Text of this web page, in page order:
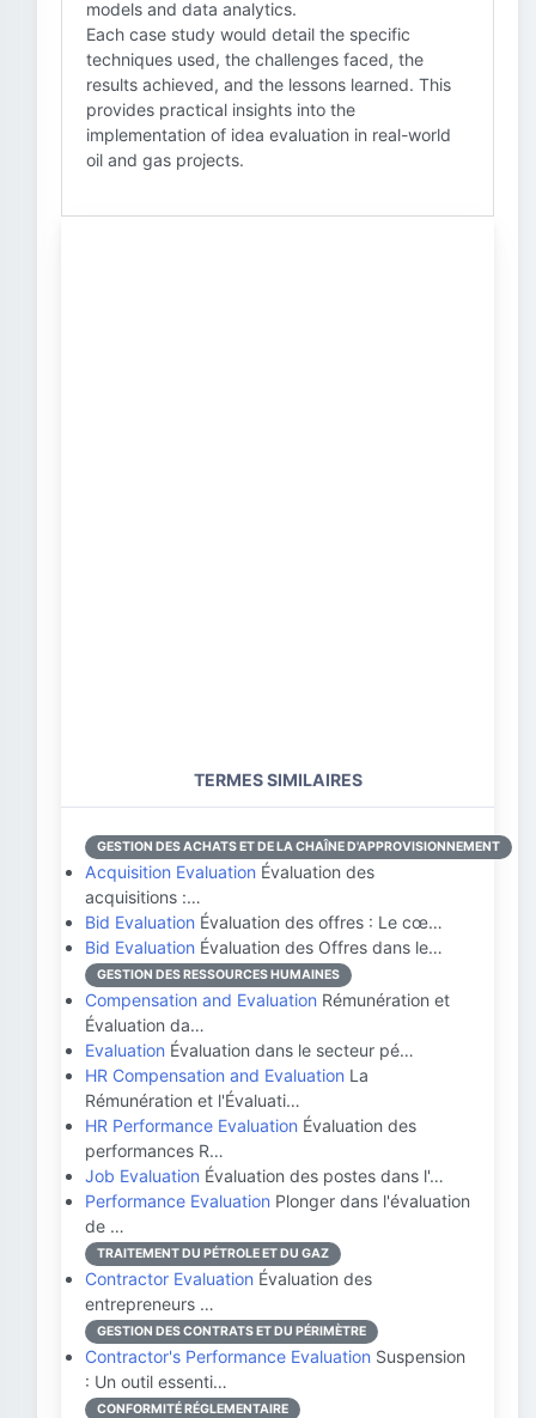
models and data analytics.
Each case study would detail the specific
techniques used, the challenges faced, the
results achieved, and the lessons learned. This
provides practical insights into the
implementation of idea evaluation in real-world
oil and gas projects.
TERMES SIMILAIRES
GESTION DES ACHATS ET DE LA CHAÎNE D'APPROVISIONNEMENT
Acquisition Evaluation Évaluation des
acquisitions :…
Bid Evaluation Évaluation des offres : Le cœ…
Bid Evaluation Évaluation des Offres dans le…
GESTION DES RESSOURCES HUMAINES
Compensation and Evaluation Rémunération et
Évaluation da…
Evaluation Évaluation dans le secteur pé…
HR Compensation and Evaluation La
Rémunération et l'Évaluati…
HR Performance Evaluation Évaluation des
performances R…
Job Evaluation Évaluation des postes dans l'…
Performance Evaluation Plonger dans l'évaluation
de …
TRAITEMENT DU PÉTROLE ET DU GAZ
Contractor Evaluation Évaluation des
entrepreneurs …
GESTION DES CONTRATS ET DU PÉRIMÈTRE
Contractor's Performance Evaluation Suspension
: Un outil essenti…
CONFORMITÉ RÉGLEMENTAIRE